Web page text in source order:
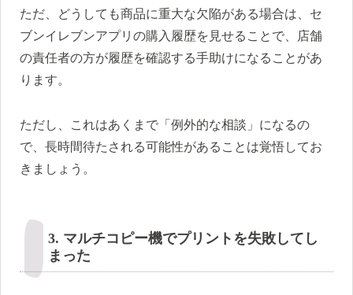
ただ、どうしても商品に重大な欠陥がある場合は、セ
ブンイレブンアプリの購入履歴を見せることで、店舗
の責任者の方が履歴を確認する手助けになることがあ
ります。
ただし、これはあくまで「例外的な相談」になるの
で、長時間待たされる可能性があることは覚悟してお
きましょう。
3. マルチコピー機でプリントを失敗してし
まった